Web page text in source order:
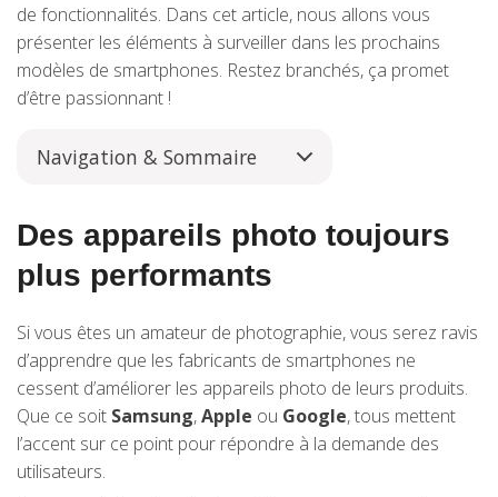
de fonctionnalités. Dans cet article, nous allons vous
présenter les éléments à surveiller dans les prochains
modèles de smartphones. Restez branchés, ça promet
d’être passionnant !
Navigation & Sommaire
Des appareils photo toujours
plus performants
Si vous êtes un amateur de photographie, vous serez ravis
d’apprendre que les fabricants de smartphones ne
cessent d’améliorer les appareils photo de leurs produits.
Que ce soit Samsung,Apple ou Google, tous mettent
l’accent sur ce point pour répondre à la demande des
utilisateurs.